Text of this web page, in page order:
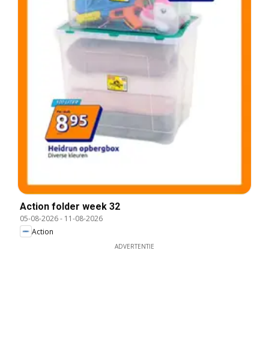
Action folder week 32
05-08-2026- 11-08-2026
Action
ADVERTENTIE